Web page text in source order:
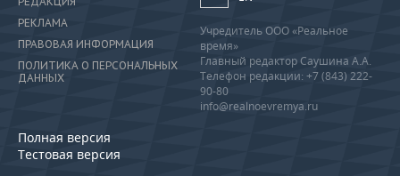
РЕКЛАМА
ПРАВОВАЯ ИНФОРМАЦИЯ
ПОЛИТИКА О ПЕРСОНАЛЬНЫХ
ДАННЫХ
Полная версия
Тестовая версия
Учредитель ООО «Реальное
время»
Главный редактор Саушина А.А.
Телефон редакции: +7 (843) 222-
90-80
info@realnoevremya.ru